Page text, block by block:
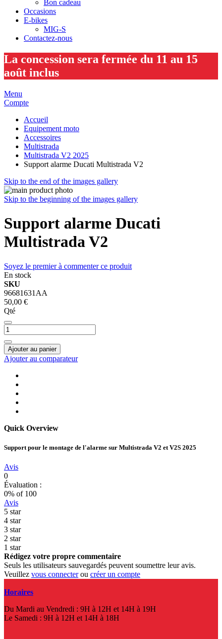
Bon cadeau
Occasions
E-bikes
MIG-S
Contactez-nous
La concession sera fermée du 11 au 15
août inclus
Menu
Compte
Accueil
Equipement moto
Accessoires
Multistrada
Multistrada V2 2025
Support alarme Ducati Multistrada V2
Skip to the end of the images gallery
Skip to the beginning of the images gallery
Support alarme Ducati
Multistrada V2
Soyez le premier à commenter ce produit
En stock
SKU
96681631AA
50,00 €
Qté
Ajouter au panier
Ajouter au comparateur
Quick Overview
Support pour le montage de l'alarme sur Multistrada V2 et V2S 2025
Avis
0
Évaluation :
0% of 100
Avis
5 star
4 star
3 star
2 star
1 star
Rédigez votre propre commentaire
Seuls les utilisateurs sauvegardés peuvent soumettre leur avis.
Veuillez vous connecterou créer un compte
Horaires
Du Mardi au Vendredi : 9H à 12H et 14H à 19H
Le Samedi : 9H à 12H et 14H à 18H